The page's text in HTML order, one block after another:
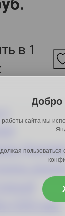
в 1
Добро
работы сайта мы
пользоваться